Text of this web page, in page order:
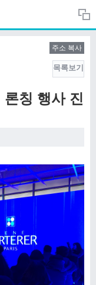
주소 복사
목록보기
칭 행사 진